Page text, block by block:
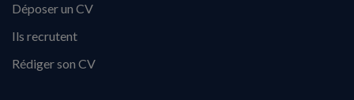
Déposer un CV
Ils recrutent
Rédiger son CV